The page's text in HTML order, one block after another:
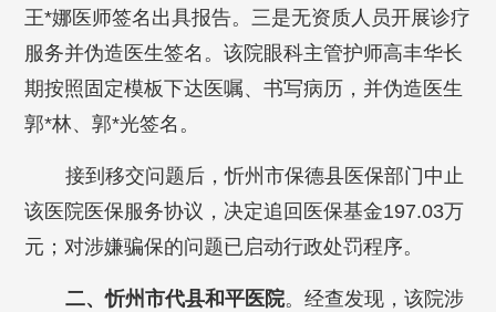
王*娜医师签名出具报告。三是无资质人员开展诊疗
服务并伪造医生签名。该院眼科主管护师高丰华长
期按照固定模板下达医嘱、书写病历，并伪造医生
郭*林、郭*光签名。
接到移交问题后，忻州市保德县医保部门中止
该医院医保服务协议，决定追回医保基金197.03万
元；对涉嫌骗保的问题已启动行政处罚程序。
二、忻州市代县和平医院。经查发现，该院涉